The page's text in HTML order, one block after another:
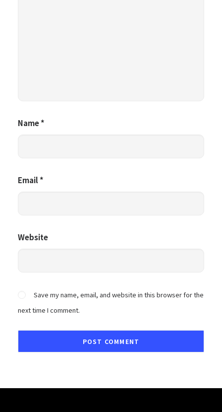
Name*
Email*
Website
Save my name, email, and website in this browser for the
next time I comment.